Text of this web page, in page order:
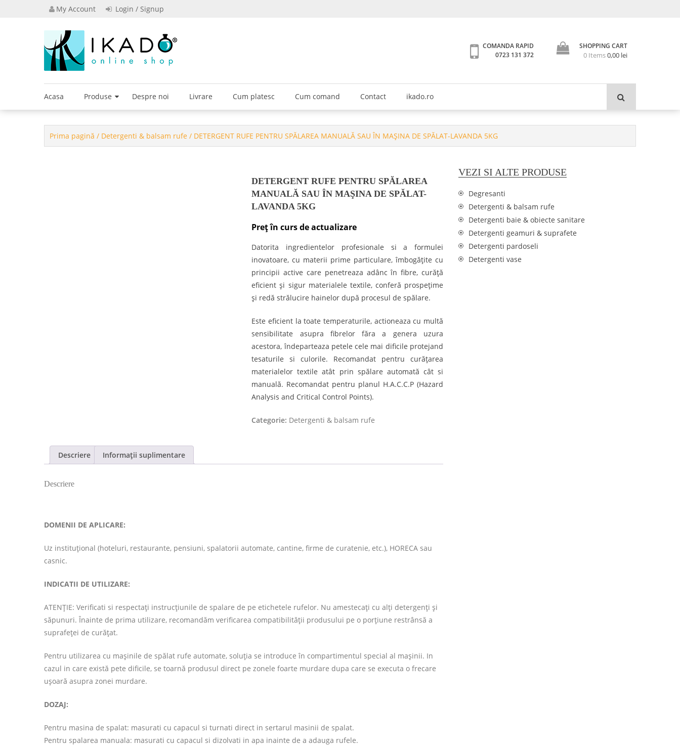
My Account Login / Signup
COMANDA RAPID
0723 131 372
SHOPPING CART
0 Items0,00 lei
Acasa Produse Despre noi Livrare Cum platesc Cum comand Contact ikado.ro
Prima pagină / Detergenti & balsam rufe / DETERGENT RUFE PENTRU SPĂLAREA MANUALĂ SAU ÎN MAŞINA DE SPĂLAT-LAVANDA 5KG
DETERGENT RUFE PENTRU SPĂLAREA
MANUALĂ SAU ÎN MAŞINA DE SPĂLAT-
LAVANDA 5KG
Preț în curs de actualizare
Datorita ingredientelor profesionale si a formulei
inovatoare, cu materii prime particulare, îmbogăţite cu
principii active care penetreaza adânc în fibre, curăță
eficient și sigur materialele textile, conferă prospețime
și redă strălucire hainelor după procesul de spălare.
Este eficient la toate temperaturile, actioneaza cu multă
sensibilitate asupra fibrelor făra a genera uzura
acestora, îndeparteaza petele cele mai dificile protejand
tesaturile si culorile. Recomandat pentru curățarea
materialelor textile atât prin spălare automată cât si
manuală. Recomandat pentru planul H.A.C.C.P (Hazard
Analysis and Critical Control Points).
Categorie: Detergenti & balsam rufe
Descriere Informații suplimentare
Descriere
DOMENII DE APLICARE:
Uz instituțional (hoteluri, restaurante, pensiuni, spalatorii automate, cantine, firme de curatenie, etc.), HORECA sau
casnic.
INDICATII DE UTILIZARE:
ATENȚIE: Verificati si respectaţi instrucţiunile de spalare de pe etichetele rufelor. Nu amestecaţi cu alţi detergenţi şi
săpunuri. Înainte de prima utilizare, recomandăm verificarea compatibilității produsului pe o porțiune restrânsă a
suprafeței de curățat.
Pentru utilizarea cu mașinile de spălat rufe automate, soluţia se introduce în compartimentul special al mașinii. In
cazul in care există pete dificile, se toarnă produsul direct pe zonele foarte murdare dupa care se executa o frecare
ușoară asupra zonei murdare.
DOZAJ:
Pentru masina de spalat: masurati cu capacul si turnati direct in sertarul masinii de spalat.
Pentru spalarea manuala: masurati cu capacul si dizolvati in apa inainte de a adauga rufele.
VEZI SI ALTE PRODUSE
Degresanti
Detergenti & balsam rufe
Detergenti baie & obiecte sanitare
Detergenti geamuri & suprafete
Detergenti pardoseli
Detergenti vase